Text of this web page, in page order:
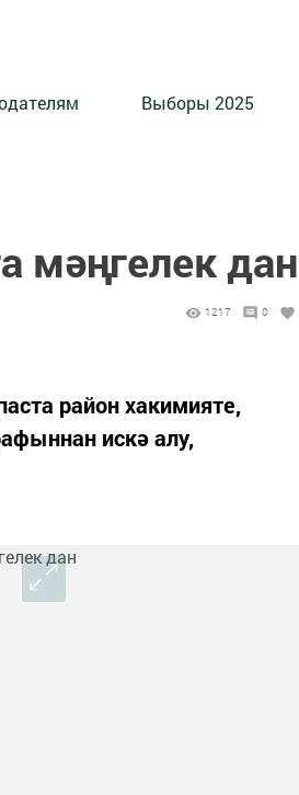
Выборы 2025
мәңгелек дан
1217 0
район хакимияте,
искә алу,